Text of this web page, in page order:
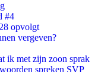
#4
opvolgt
vergeven?
ik met zijn zoon sprak
spreken SVP